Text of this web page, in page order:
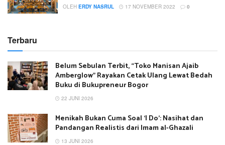
OLEH ERDY NASRUL 17 NOVEMBER 2022 0
Terbaru
Belum Sebulan Terbit, “Toko Manisan Ajaib
Amberglow” Rayakan Cetak Ulang Lewat Bedah
Buku di Bukupreneur Bogor
22 JUNI 2026
Menikah Bukan Cuma Soal ‘I Do’: Nasihat dan
Pandangan Realistis dari Imam al-Ghazali
13 JUNI 2026